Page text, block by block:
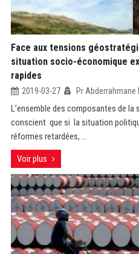
Face aux tensions
situation socio-économique
rapides
2019-03-27 Pr Abderrahmane
L’ensemble des composantes de
conscient que si la situation
réformes retardées, ...
Voir plus